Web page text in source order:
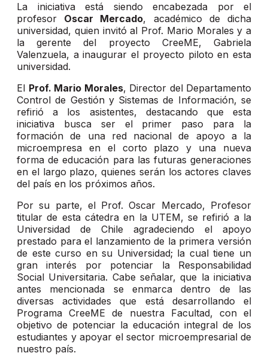
La iniciativa está siendo encabezada por el
profesor Oscar Mercado, académico de dicha
universidad, quien invitó al Prof. Mario Morales y a
la gerente del proyecto CreeME, Gabriela
Valenzuela, a inaugurar el proyecto piloto en esta
universidad.
El Prof. Mario Morales, Director del Departamento
Control de Gestión y Sistemas de Información, se
refirió a los asistentes, destacando que esta
iniciativa busca ser el primer paso para la
formación de una red nacional de apoyo a la
microempresa en el corto plazo y una nueva
forma de educación para las futuras generaciones
en el largo plazo, quienes serán los actores claves
del país en los próximos años.
Por su parte, el Prof. Oscar Mercado, Profesor
titular de esta cátedra en la UTEM, se refirió a la
Universidad de Chile agradeciendo el apoyo
prestado para el lanzamiento de la primera versión
de este curso en su Universidad; la cual tiene un
gran interés por potenciar la Responsabilidad
Social Universitaria. Cabe señalar, que la iniciativa
antes mencionada se enmarca dentro de las
diversas actividades que está desarrollando el
Programa CreeME de nuestra Facultad, con el
objetivo de potenciar la educación integral de los
estudiantes y apoyar el sector microempresarial de
nuestro país.